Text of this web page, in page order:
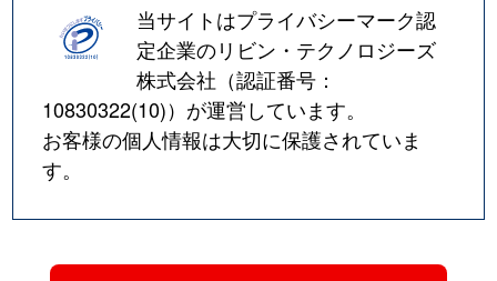
当サイトはプライバシーマーク認
定企業のリビン・テクノロジーズ
株式会社（認証番号：
10830322(10)）が運営しています。
お客様の個人情報は大切に保護されていま
す。